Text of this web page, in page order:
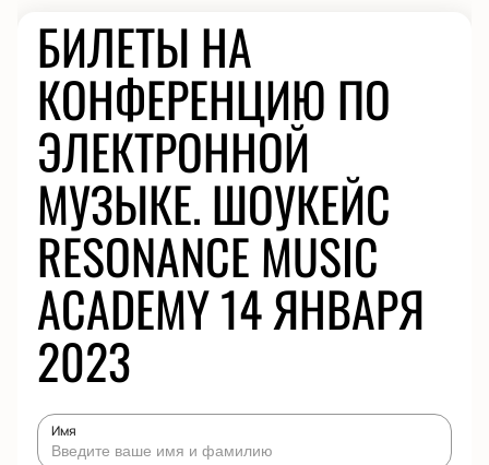
БИЛЕТЫ НА
КОНФЕРЕНЦИЮ ПО
ЭЛЕКТРОННОЙ
МУЗЫКЕ. ШОУКЕЙС
RESONANCE MUSIC
ACADEMY 14 ЯНВАРЯ
2023
Имя